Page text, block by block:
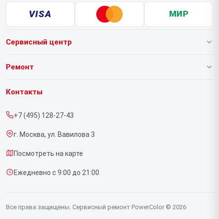
VISA МИР
Сервисный центр
О нашем сервисе
Срочный ремонт
Доставка и способы оплаты
Диагностика
Контакты
Ремонт
Видеокарт
Контакты
+7 (495) 128-27-43
г. Москва, ул. Вавилова 3
Посмотреть на карте
Ежедневно с 9:00 до 21:00
Все права защищены. Сервисный ремонт PowerColor © 2026